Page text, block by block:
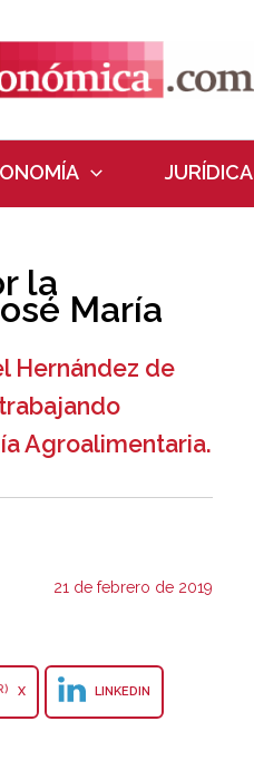
JURÍDICA
la
María
Hernández de
Agroalimentaria.
21 de febrero de 2019
X LINKEDIN